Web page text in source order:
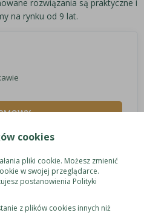
rozwiązania są praktyczne i
na rynku od 9 lat.
ZAMÓW
cookies
pliki cookie. Możesz zmienić
w swojej przeglądarce.
postanowienia Polityki
z plików cookies innych niż